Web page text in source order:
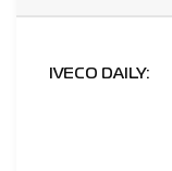
IVECO DAILY: